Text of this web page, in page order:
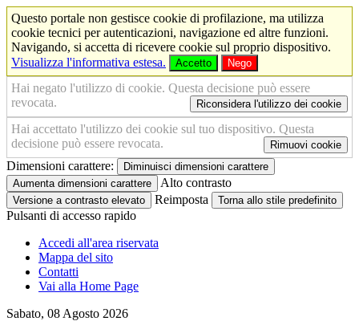
Questo portale non gestisce cookie di profilazione, ma utilizza
cookie tecnici per autenticazioni, navigazione ed altre funzioni.
Navigando, si accetta di ricevere cookie sul proprio dispositivo.
Visualizza l'informativa estesa.
Accetto Nego
Hai negato l'utilizzo di cookie. Questa decisione può essere
revocata.
Riconsidera l'utilizzo dei cookie
Hai accettato l'utilizzo dei cookie sul tuo dispositivo. Questa
decisione può essere revocata.
Rimuovi cookie
Dimensioni carattere:
Diminuisci dimensioni carattere
Aumenta dimensioni carattere
Alto contrasto
Versione a contrasto elevato Reimposta Torna allo stile predefinito
Pulsanti di accesso rapido
Accedi all'area riservata
Mappa del sito
Contatti
Vai alla Home Page
Sabato, 08 Agosto 2026